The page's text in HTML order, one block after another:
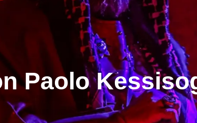
Paolo